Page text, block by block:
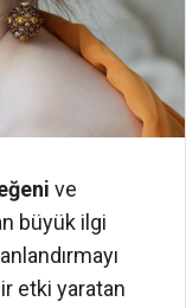
ve
büyük ilgi
etki yaratan